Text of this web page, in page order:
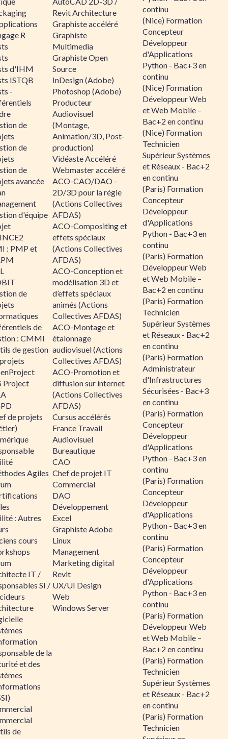
R
d'IHM
ISTQB
-
de
de
de
avancée
d'équipe
: PMP et
de
de
: CMMI
de gestion
Project
de projets
Agiles
: Autres
cours
IT /
SI /
de la
et des
de
Revit Architecture
Graphiste accéléré
Graphiste
Multimedia
Graphiste Open
Source
InDesign (Adobe)
Photoshop (Adobe)
Producteur
Audiovisuel
(Montage,
Animation/3D, Post-
production)
Vidéaste Accéléré
Webmaster accéléré
ACO-CAO/DAO -
2D/3D pour la régie
(Actions Collectives
AFDAS)
ACO-Compositing et
effets spéciaux
(Actions Collectives
AFDAS)
ACO-Conception et
modélisation 3D et
d’effets spéciaux
animés (Actions
Collectives AFDAS)
ACO-Montage et
étalonnage
audiovisuel (Actions
Collectives AFDAS)
ACO-Promotion et
diffusion sur internet
(Actions Collectives
AFDAS)
Cursus accélérés
France Travail
Audiovisuel
Bureautique
CAO
Chef de projet IT
Commercial
DAO
Développement
Excel
Graphiste Adobe
Linux
Management
Marketing digital
Revit
UX/UI Design
Web
Windows Server
continu
(Nice) Formation
Concepteur
Développeur
d'Applications
Python - Bac+3 en
continu
(Nice) Formation
Développeur Web
et Web Mobile –
Bac+2 en continu
(Nice) Formation
Technicien
Supérieur Systèmes
et Réseaux - Bac+2
en continu
(Paris) Formation
Concepteur
Développeur
d'Applications
Python - Bac+3 en
continu
(Paris) Formation
Développeur Web
et Web Mobile –
Bac+2 en continu
(Paris) Formation
Technicien
Supérieur Systèmes
et Réseaux - Bac+2
en continu
(Paris) Formation
Administrateur
d'Infrastructures
Sécurisées - Bac+3
en continu
(Paris) Formation
Concepteur
Développeur
d'Applications
Python - Bac+3 en
continu
(Paris) Formation
Concepteur
Développeur
d'Applications
Python - Bac+3 en
continu
(Paris) Formation
Concepteur
Développeur
d'Applications
Python - Bac+3 en
continu
(Paris) Formation
Développeur Web
et Web Mobile –
Bac+2 en continu
(Paris) Formation
Technicien
Supérieur Systèmes
et Réseaux - Bac+2
en continu
(Paris) Formation
Technicien